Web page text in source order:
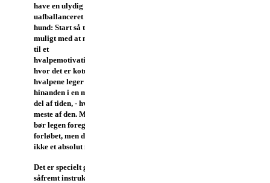
have en ulydig
uafballanceret
hund: Start så tidligt som
muligt med at melde dig
til et
hvalpemotivationskursus,
hvor det er kotume, at
hvalpene leger med
hinanden i en meget god
del af tiden, - hvis ikke det
meste af den. Meget gerne
bør legen foregå først i
forløbet, men dette er
ikke et absolut must.
Det er specielt godt,
såfremt instruktøren